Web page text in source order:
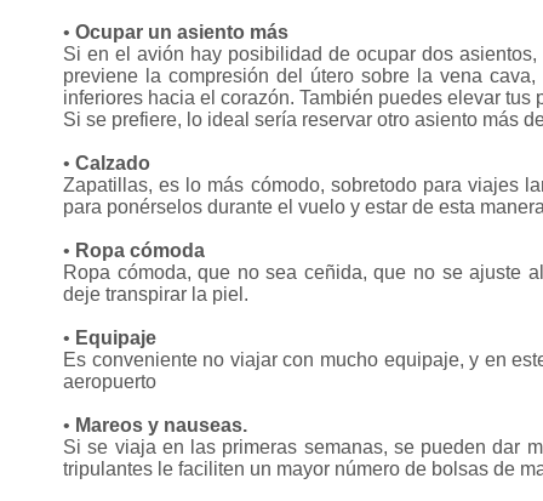
• Ocupar un asiento más
Si en el avión hay posibilidad de ocupar dos
previene la compresión del útero sobre la vena
inferiores hacia el corazón. También puedes elevar tus
Si se prefiere, lo ideal sería reservar otro asiento más
• Calzado
Zapatillas, es lo más cómodo, sobretodo para viajes
para ponérselos durante el vuelo y estar de esta
• Ropa cómoda
Ropa cómoda, que no sea ceñida, que no se ajuste
deje transpirar la piel.
• Equipaje
Es conveniente no viajar con mucho equipaje, y en
aeropuerto
• Mareos y nauseas.
Si se viaja en las primeras semanas, se pueden dar
tripulantes le faciliten un mayor número de bolsas de